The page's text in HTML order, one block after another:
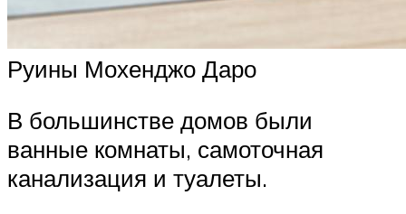
Руины Мохенджо Даро
В большинстве домов были
ванные комнаты, самоточная
канализация и туалеты.